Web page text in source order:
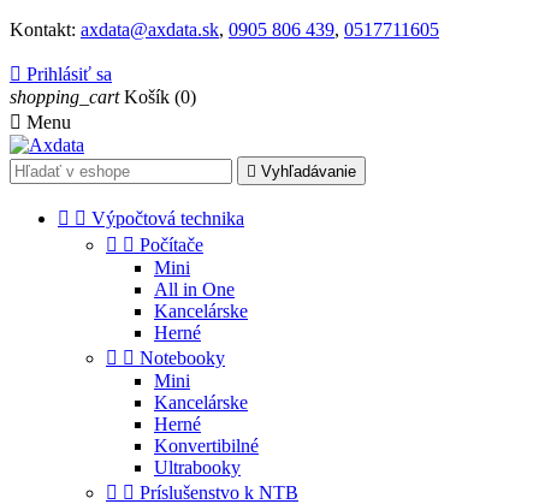
Kontakt: axdata@axdata.sk, 0905 806 439, 0517711605
 Prihlásiť sa
shopping_cart Košík (0)
 Menu
 Vyhľadávanie
  Výpočtová technika
  Počítače
Mini
All in One
Kancelárske
Herné
  Notebooky
Mini
Kancelárske
Herné
Konvertibilné
Ultrabooky
  Príslušenstvo k NTB